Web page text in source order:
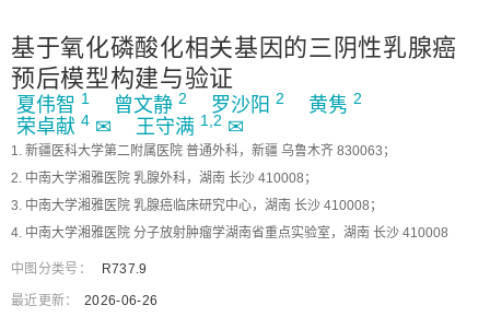
基于氧化磷酸化相关基因的三阴性乳腺癌
预后模型构建与验证
夏伟智 1 曾文静 2 罗沙阳 2 黄隽 2
荣卓献 4 ✉ 王守满 1, 2 ✉
1. 新疆医科大学第二附属医院 普通外科，新疆 乌鲁木齐 830063；
2. 中南大学湘雅医院 乳腺外科，湖南 长沙 410008；
3. 中南大学湘雅医院 乳腺癌临床研究中心，湖南 长沙 410008；
4. 中南大学湘雅医院 分子放射肿瘤学湖南省重点实验室，湖南 长沙 410008
中图分类号： R737.9
最近更新： 2026-06-26